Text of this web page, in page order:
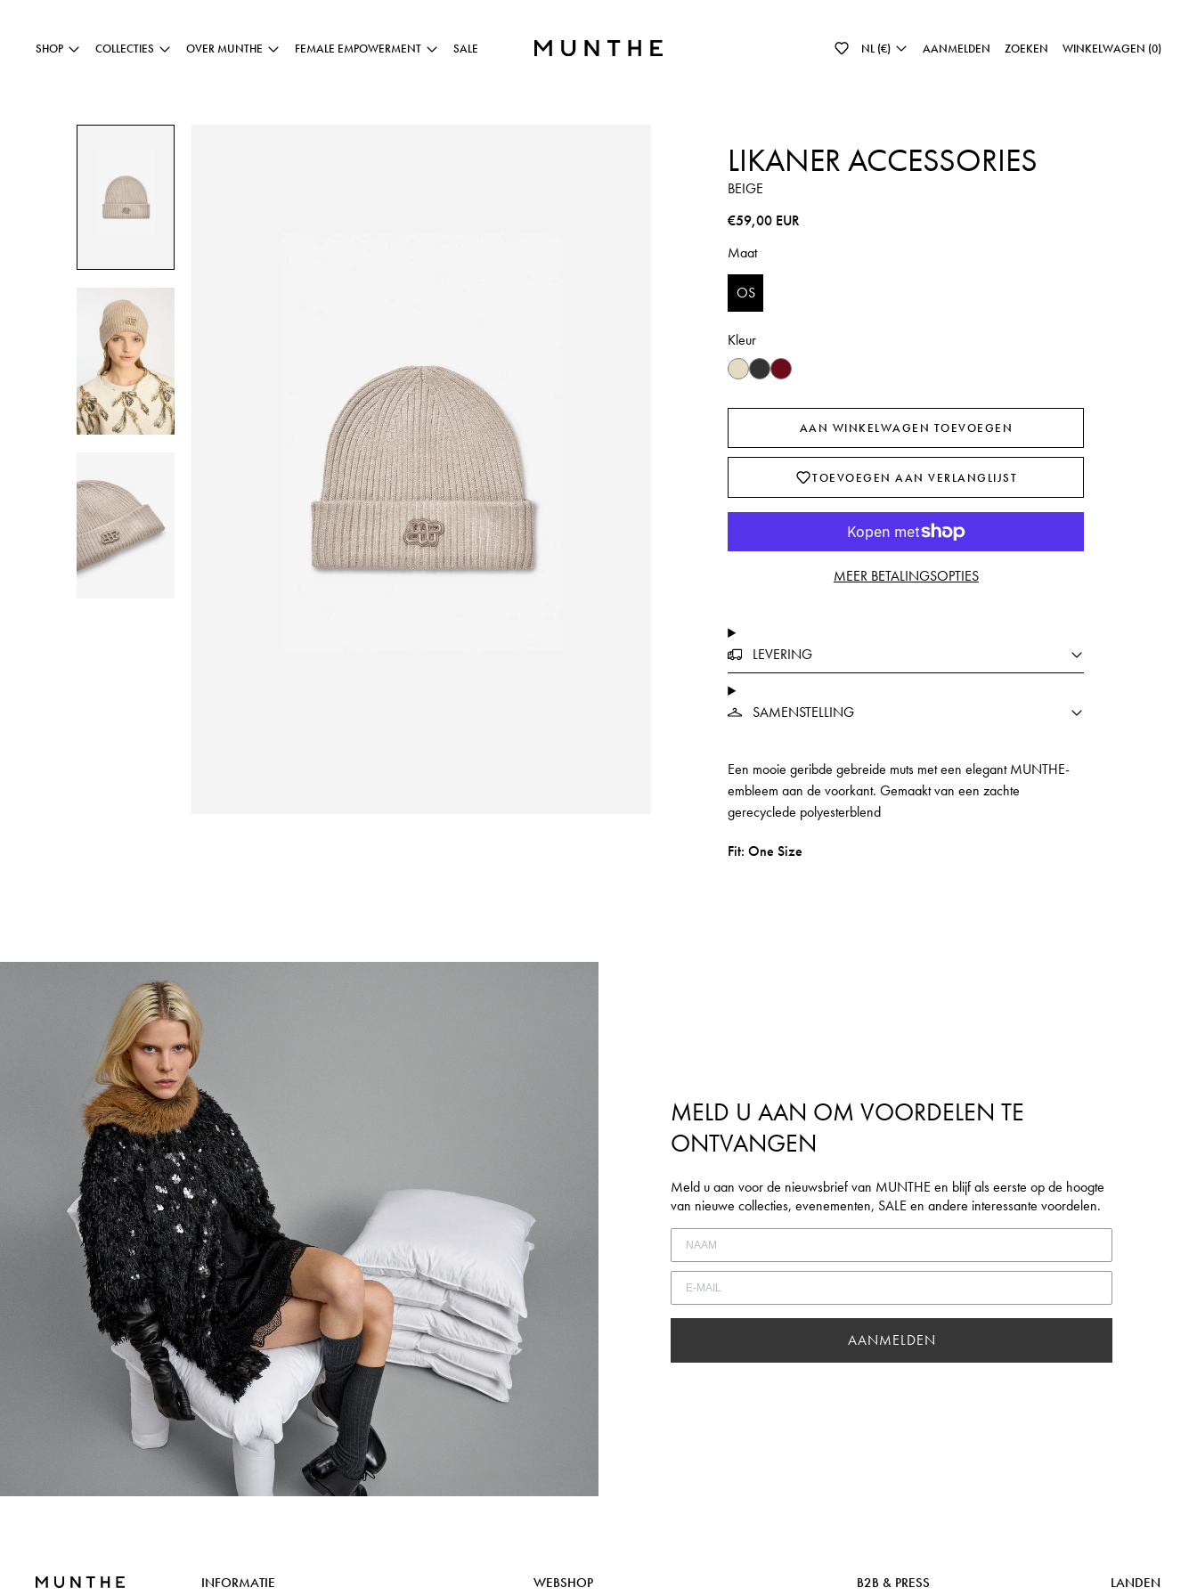
SHOP COLLECTIES OVER MUNTHE FEMALE EMPOWERMENT SALE NL (€) AANMELDEN ZOEKEN WINKELWAGEN (0)
LIKANER ACCESSORIES
BEIGE
Normale prijs
€59,00 EUR
Maat
OS
Kleur
AAN WINKELWAGEN TOEVOEGEN
TOEVOEGEN AAN VERLANGLIJST
MEER BETALINGSOPTIES
LEVERING
SAMENSTELLING
Een mooie geribde gebreide muts met een elegant MUNTHE-
embleem aan de voorkant. Gemaakt van een zachte
gerecyclede polyesterblend
Fit: One Size
MELD U AAN OM VOORDELEN TE
ONTVANGEN
Meld u aan voor de nieuwsbrief van MUNTHE en blijf als eerste op de hoogte
van nieuwe collecties, evenementen, SALE en andere interessante voordelen.
AANMELDEN
INFORMATIE WEBSHOP B2B & PRESS LANDEN
Meld u aan bij uw account om producten aan uw verlanglijst toe te
voegen en uw eerder opgeslagen artikelen te bekijken.